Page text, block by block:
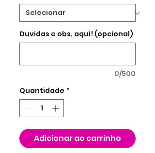
5
gramas
Duvidas e obs, aqui! (opcional)
0/500
Quantidade *
Adicionar ao carrinho